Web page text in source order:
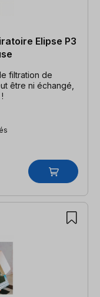
Elipse P3